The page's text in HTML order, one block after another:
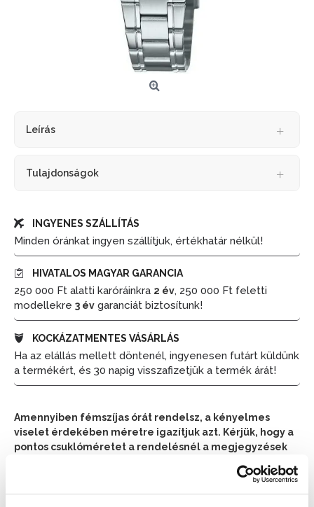
Leírás
Tulajdonságok
INGYENES SZÁLLÍTÁS
Minden óránkat ingyen szállítjuk, értékhatár nélkül!
HIVATALOS MAGYAR GARANCIA
250 000 Ft alatti karóráinkra 2 év, 250 000 Ft feletti
modellekre 3 év garanciát biztosítunk!
KOCKÁZATMENTES VÁSÁRLÁS
Ha az elállás mellett döntenél, ingyenesen futárt küldünk
a termékért, és 30 napig visszafizetjük a termék árát!
Amennyiben fémszíjas órát rendelsz, a kényelmes
viselet érdekében méretre igazítjuk azt. Kérjük, hogy a
pontos csuklóméretet a rendelésnél a megjegyzések